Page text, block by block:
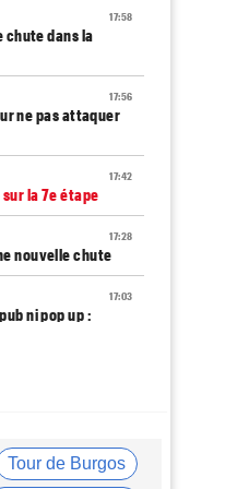
17:58
chute dans la
17:56
ne pas attaquer
17:42
la 7e étape
17:28
nouvelle chute
17:03
ni pop up :
ligne et remporte
16:38
:
Tour de Burgos